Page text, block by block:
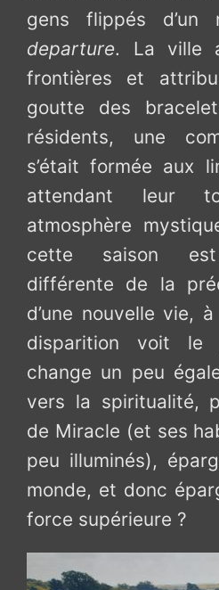
gens flippés d’un
departure. La ville
frontières et
goutte des
résidents, une
s’était formée aux
attendant leur
atmosphère
cette saison est
différente de la
d’une nouvelle vie, à
disparition voit le
change un peu
vers la spiritualité,
de Miracle (et ses
peu illuminés),
monde, et donc
force supérieure ?